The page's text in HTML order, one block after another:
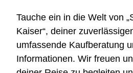
Tauche ein in die Welt von
Kaiser“, deiner
umfassende Kaufberatung
Informationen. Wir freuen